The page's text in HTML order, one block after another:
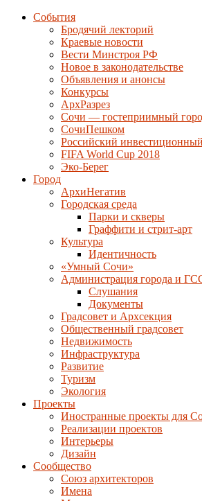
События
Бродячий лекторий
Краевые новости
Вести Минстроя РФ
Новое в законодательстве
Объявления и анонсы
Конкурсы
АрхРазрез
Сочи — гостеприимный
СочиПешком
Российский
FIFA World Cup 2018
Эко-Берег
Город
АрхиНегатив
Городская среда
Парки и скверы
Граффити и стрит-арт
Культура
Идентичность
«Умный Сочи»
Администрация города и
Слушания
Документы
Градсовет и Архсекция
Общественный градсовет
Недвижимость
Инфраструктура
Развитие
Туризм
Экология
Проекты
Иностранные проекты для
Реализации проектов
Интерьеры
Дизайн
Сообщество
Союз архитекторов
Имена